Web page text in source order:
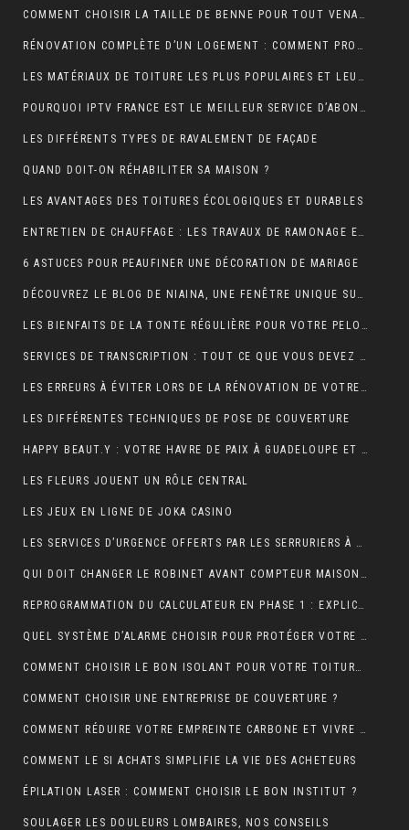
COMMENT CHOISIR LA TAILLE DE BENNE POUR TOUT VENANT ?
RÉNOVATION COMPLÈTE D’UN LOGEMENT : COMMENT PROCÉDER ?
LES MATÉRIAUX DE TOITURE LES PLUS POPULAIRES ET LEURS CARACTÉRISTIQUES
POURQUOI IPTV FRANCE EST LE MEILLEUR SERVICE D’ABONNEMENT IPTV ?
LES DIFFÉRENTS TYPES DE RAVALEMENT DE FAÇADE
QUAND DOIT-ON RÉHABILITER SA MAISON ?
LES AVANTAGES DES TOITURES ÉCOLOGIQUES ET DURABLES
ENTRETIEN DE CHAUFFAGE : LES TRAVAUX DE RAMONAGE EN DÉTAIL
6 ASTUCES POUR PEAUFINER UNE DÉCORATION DE MARIAGE
DÉCOUVREZ LE BLOG DE NIAINA, UNE FENÊTRE UNIQUE SUR MADAGASCAR
LES BIENFAITS DE LA TONTE RÉGULIÈRE POUR VOTRE PELOUSE
SERVICES DE TRANSCRIPTION : TOUT CE QUE VOUS DEVEZ SAVOIR
LES ERREURS À ÉVITER LORS DE LA RÉNOVATION DE VOTRE TOITURE
LES DIFFÉRENTES TECHNIQUES DE POSE DE COUVERTURE
HAPPY BEAUT.Y : VOTRE HAVRE DE PAIX À GUADELOUPE ET À PARIS
LES FLEURS JOUENT UN RÔLE CENTRAL
LES JEUX EN LIGNE DE JOKA CASINO
LES SERVICES D’URGENCE OFFERTS PAR LES SERRURIERS À PARIS
QUI DOIT CHANGER LE ROBINET AVANT COMPTEUR MAISON INDIVIDUELLE ?
REPROGRAMMATION DU CALCULATEUR EN PHASE 1 : EXPLICATIONS
QUEL SYSTÈME D’ALARME CHOISIR POUR PROTÉGER VOTRE MAISON ?
COMMENT CHOISIR LE BON ISOLANT POUR VOTRE TOITURE ?
COMMENT CHOISIR UNE ENTREPRISE DE COUVERTURE ?
COMMENT RÉDUIRE VOTRE EMPREINTE CARBONE ET VIVRE DURABLEMENT ?
COMMENT LE SI ACHATS SIMPLIFIE LA VIE DES ACHETEURS
ÉPILATION LASER : COMMENT CHOISIR LE BON INSTITUT ?
SOULAGER LES DOULEURS LOMBAIRES, NOS CONSEILS